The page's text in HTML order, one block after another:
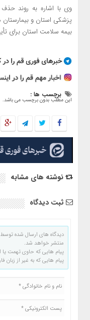
وی با اشاره به روند حذف
پزشکی استان و
بیمه سلامت استان برای
برچسب ها :
این مطلب بدون برچسب می باشد.
نوشته های مشابه
ثبت دیدگاه
دیدگاه های ارسال شده
منتشر خواهد شد.
پیام هایی که حاوی تهمت یا
پیام هایی که به غیر از